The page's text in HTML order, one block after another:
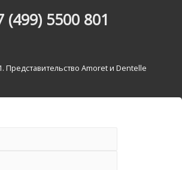
(499) 5500 801
Представительство Amoret и Dentelle